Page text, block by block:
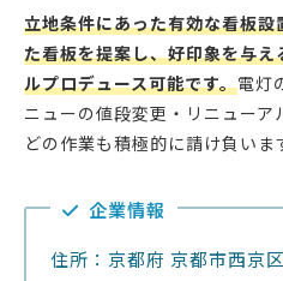
立地条件にあった有効な看板
た看板を提案し、好印象を与
ルプロデュース可能です。電灯
ニューの値段変更・リニュー
どの作業も積極的に請け負いま
企業情報
住所：京都府 京都市西京